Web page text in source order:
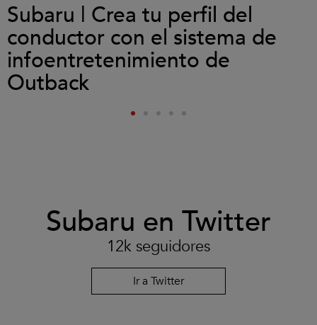
Subaru | Crea tu perfil del
conductor con el sistema de
infoentretenimiento de
Outback
Subaru en Twitter
12k seguidores
Ir a Twitter